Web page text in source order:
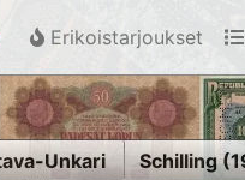
Erikoistarjoukset
Unkari Schilling